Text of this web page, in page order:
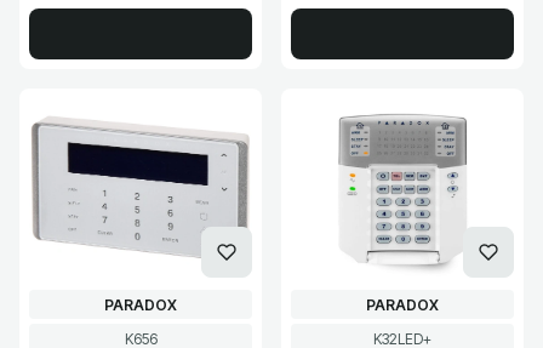
Kod produktu
K656
PRODUCENT
PARADOX
Kod produktu
K32LED+
PRODUCENT
PARADOX